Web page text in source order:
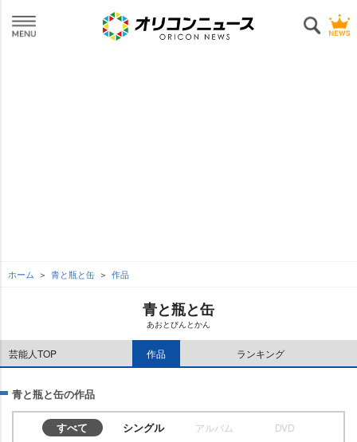
ホーム 青と瓶と缶 作品
青と瓶と缶
あおとびんとかん
芸能人TOP 作品 ランキング
青と瓶と缶の作品
すべて シングル アルバム
DVD